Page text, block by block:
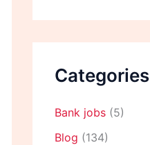
Categories
Bank jobs (5)
Blog (134)